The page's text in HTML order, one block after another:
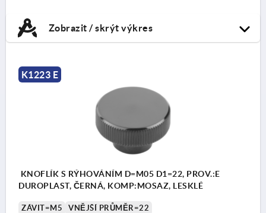
Zobrazit / skrýt výkres
K1223 E
KNOFLÍK S RÝHOVÁNÍM D=M05 D1=22, PROV.:E
DUROPLAST, ČERNÁ, KOMP:MOSAZ, LESKLÉ
ZÁVIT=M5
VNĚJŠÍ PRŮMĚR=22